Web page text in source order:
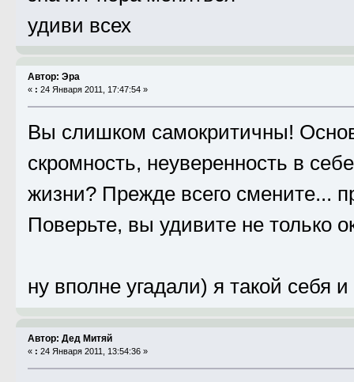
удиви всех
Автор: Эра
« : 24 Января 2011, 17:47:54 »
Вы слишком самокритичны!
скромность, неуверенность в
жизни? Прежде всего смените...
Поверьте, вы удивите не только
ну вполне угадали) я такой себя
Автор: Дед Митяй
« : 24 Января 2011, 13:54:36 »